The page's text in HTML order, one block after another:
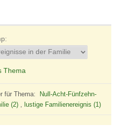
Thema
für Thema:
Null-Acht-Fünfzehn-
(2) , lustige Familienereignis (1)